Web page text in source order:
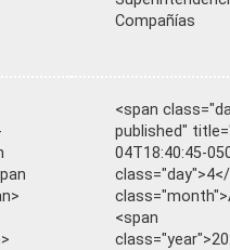
Compañías
<span
published"
04T18:40:45-
<span